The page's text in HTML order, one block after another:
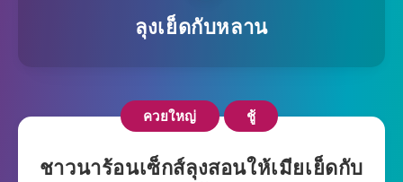
ลุงเย็ดกับหลาน
ควยใหญ่ ชู้
ชาวนาร้อนเซ็กส์ลุงสอนให้เมียเย็ดกับ